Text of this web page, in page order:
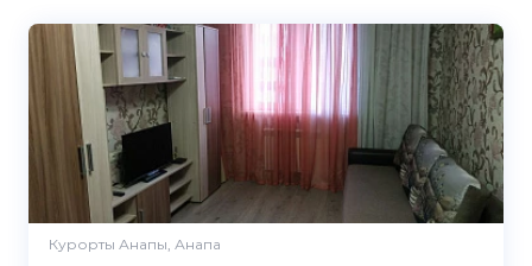
Курорты Анапы, Анапа